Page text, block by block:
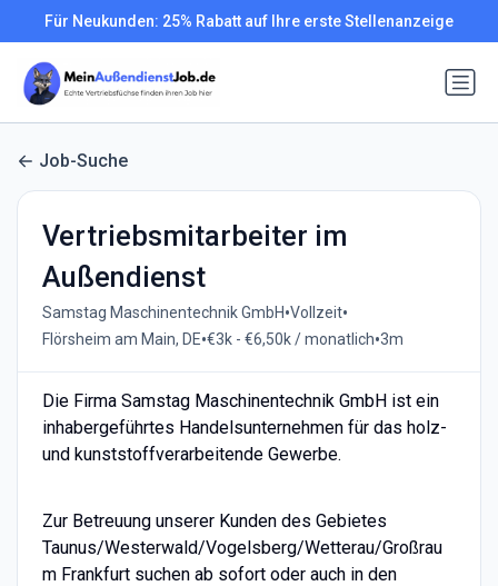
Für Neukunden: 25% Rabatt auf Ihre erste Stellenanzeige
Job-Suche
Vertriebsmitarbeiter im
Außendienst
Samstag Maschinentechnik GmbH•Vollzeit•
Flörsheim am Main, DE•€3k - €6,50k / monatlich•3m
Die Firma Samstag Maschinentechnik GmbH ist ein
inhabergeführtes Handelsunternehmen für das holz-
und kunststoffverarbeitende Gewerbe.
Zur Betreuung unserer Kunden des Gebietes
Taunus/Westerwald/Vogelsberg/Wetterau/Großrau
m Frankfurt suchen ab sofort oder auch in den